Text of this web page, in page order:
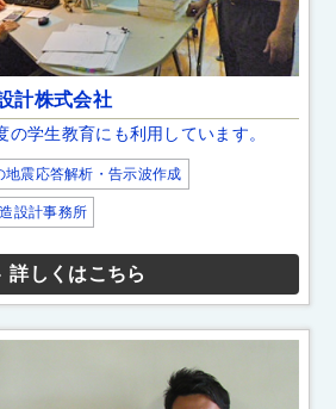
計株式会社
の学生教育にも利用しています。
地震応答解析・告示波作成
設計事務所
詳しくはこちら